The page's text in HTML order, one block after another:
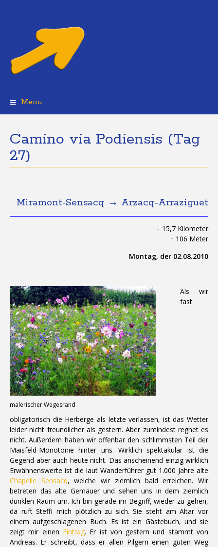
Menu
Camino via Podiensis (Tag
27)
Miramont-Sensacq → Arzacq-Arraziguet
→ 15,7 Kilometer
↑ 106 Meter
Montag, der 02.08.2010
malerischer Wegesrand
Als wir
fast
obligatorisch die Herberge als letzte verlassen, ist das Wetter
leider nicht freundlicher als gestern. Aber zumindest regnet es
nicht. Außerdem haben wir offenbar den schlimmsten Teil der
Maisfeld-Monotonie hinter uns. Wirklich spektakulär ist die
Gegend aber auch heute nicht. Das anscheinend einzig wirklich
Erwähnenswerte ist die laut Wanderführer gut 1.000 Jahre alte
Chapelle Sensacq, welche wir ziemlich bald erreichen. Wir
betreten das alte Gemäuer und sehen uns in dem ziemlich
dunklen Raum um. Ich bin gerade im Begriff, wieder zu gehen,
da ruft Steffi mich plötzlich zu sich. Sie steht am Altar vor
einem aufgeschlagenen Buch. Es ist ein Gästebuch, und sie
zeigt mir einen Eintrag. Er ist von gestern und stammt von
Andreas. Er schreibt, dass er allen Pilgern einen guten Weg